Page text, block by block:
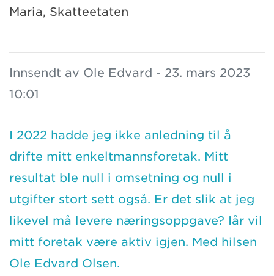
Maria, Skatteetaten
Innsendt av Ole Edvard - 23. mars 2023
10:01
I 2022 hadde jeg ikke anledning til å
drifte mitt enkeltmannsforetak. Mitt
resultat ble null i omsetning og null i
utgifter stort sett også. Er det slik at jeg
likevel må levere næringsoppgave? Iår vil
mitt foretak være aktiv igjen. Med hilsen
Ole Edvard Olsen.